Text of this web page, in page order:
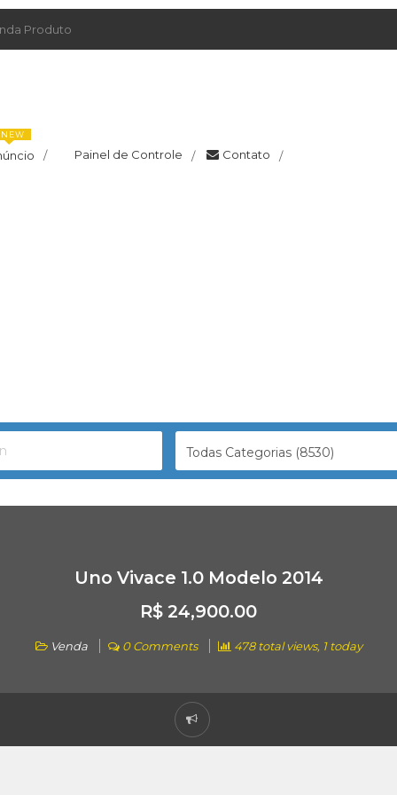
Produto
/
NEW
Painel de Controle / Contato /
Todas Categorias (8530)
Uno Vivace 1.0 Modelo 2014
R$ 24,900.00
Venda 0 Comments 478 total views, 1 today